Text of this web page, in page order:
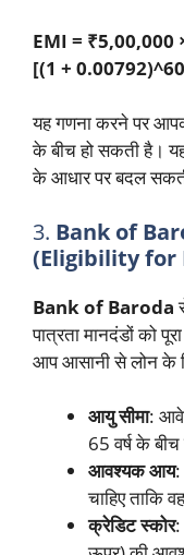
EMI = ₹5,00,000
[(1 +
यह गणना करने पर
के बीच हो सकती है।
के आधार पर बदल
3. Bank of
(Eligibility for
Bank of Baroda
पात्रता मानदंडों को
आप आसानी से लोन के
आयु सीमा:
65 वर्ष के बीच
आवश्यक आय:
चाहिए ताकि
क्रेडिट स्कोर